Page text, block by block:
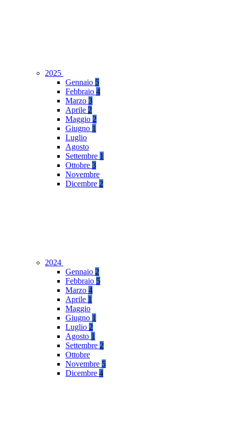
2025
Gennaio 5
Febbraio 4
Marzo 3
Aprile 2
Maggio 2
Giugno 1
Luglio
Agosto
Settembre 1
Ottobre 3
Novembre
Dicembre 2
2024
Gennaio 2
Febbraio 5
Marzo 4
Aprile 1
Maggio
Giugno 1
Luglio 2
Agosto 1
Settembre 2
Ottobre
Novembre 5
Dicembre 4